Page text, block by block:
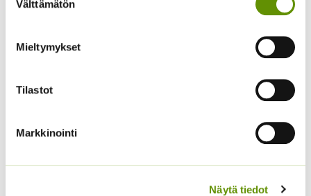
valinta
Välttämätön
Mieltymykset
Tilastot
Markkinointi
Näytä tiedot
Sisältää arvonlisäveron